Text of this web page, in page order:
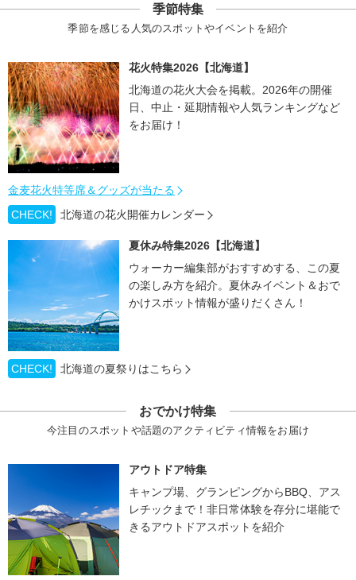
季節特集
季節を感じる人気のスポットやイベントを紹介
花火特集2026【北海道】
北海道の花火大会を掲載。2026年の開催
日、中止・延期情報や人気ランキングなど
をお届け！
金麦花火特等席＆グッズが当たる
CHECK!
北海道の花火開催カレンダー
夏休み特集2026【北海道】
ウォーカー編集部がおすすめする、この夏
の楽しみ方を紹介。夏休みイベント＆おで
かけスポット情報が盛りだくさん！
CHECK! 北海道の夏祭りはこちら
おでかけ特集
今注目のスポットや話題のアクティビティ情報をお届け
アウトドア特集
キャンプ場、グランピングからBBQ、アス
レチックまで！非日常体験を存分に堪能で
きるアウトドアスポットを紹介